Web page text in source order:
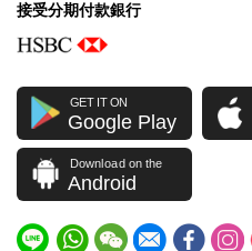
接受分期付款銀行
GET IT ON
Google Play
Download on the
Android